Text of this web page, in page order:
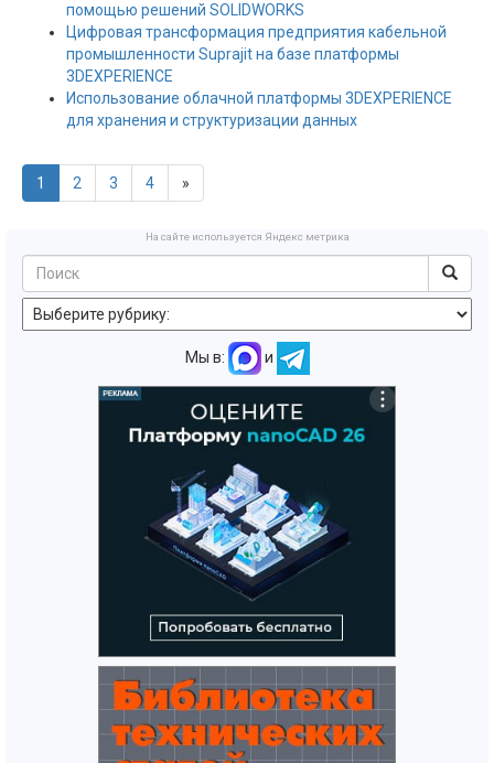
помощью решений SOLIDWORKS
Цифровая трансформация предприятия кабельной
промышленности Suprajit на базе платформы
3DEXPERIENCE
Использование облачной платформы 3DEXPERIENCE
для хранения и структуризации данных
1 2 3 4 »
На сайте используется Яндекс метрика
Мы в: и